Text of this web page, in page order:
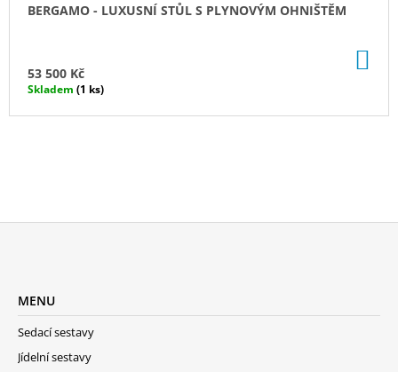
M
BERGAMO - LUXUSNÍ STŮL S PLYNOVÝM OHNIŠTĚM
53 500 Kč
Skladem (1 ks)
MENU
Sedací sestavy
Jídelní sestavy